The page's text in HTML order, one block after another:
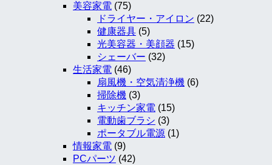
美容家電 (75)
ドライヤー・アイロン (22)
健康器具 (5)
光美容器・美顔器 (15)
シェーバー (32)
生活家電 (46)
扇風機・空気清浄機 (6)
掃除機 (3)
キッチン家電 (15)
電動歯ブラシ (3)
ポータブル電源 (1)
情報家電 (9)
PCパーツ (42)